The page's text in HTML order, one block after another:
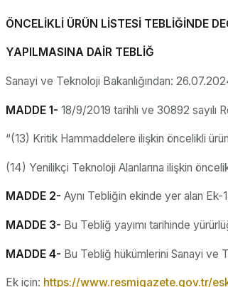
ÖNCELİKLİ ÜRÜN LİSTESİ TEBLİĞİNDE
YAPILMASINA DAİR TEBLİĞ
Sanayi ve Teknoloji Bakanlığından:
MADDE 1- 18/9/2019 tarihli ve 30892 sayılı
“(13) Kritik Hammaddelere ilişkin öncelikli
(14) Yenilikçi Teknoloji Alanlarına ilişkin
MADDE 2- Aynı Tebliğin ekinde yer alan
MADDE 3- Bu Tebliğ yayımı tarihinde
MADDE 4- Bu Tebliğ hükümlerini Sanayi ve
Ek için: https://www.resmigazete.gov.tr/